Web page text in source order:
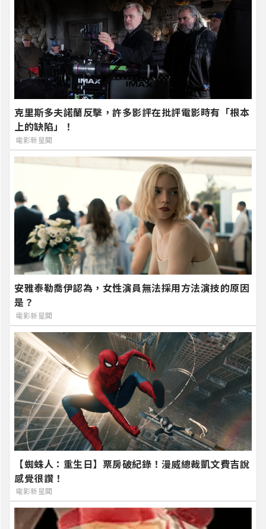
克里斯多夫諾蘭反擊，許多影評在批評電影時有「根本
上的缺陷」！
電影新星聞
安雅泰勒喬伊認為，女性演員無法採用方法演技的原因
是？
電影新星聞
【蜘蛛人：重生日】票房破紀錄！漫威總裁凱文費吉說
感覺很讚！
電影新星聞